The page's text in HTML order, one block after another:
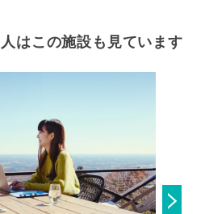
はこの施設も見ています